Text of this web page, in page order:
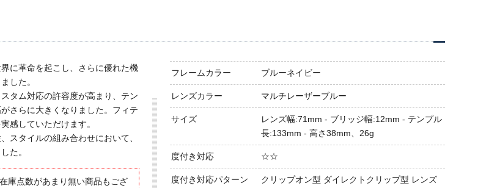
に革命を起こし、さらに優れた機
した。
タム対応の許容度が高まり、テン
さらに大きくなりました。フィテ
感していただけます。
スタイルの組み合わせにおいて、
た。
庫点数があまり無い商品もござ
フレームカラー ブルーネイビー
レンズカラー マルチレーザーブルー
サイズ
レンズ幅:71mm - ブリッジ幅:12mm - テンプル
長:133mm - 高さ38mm、26g
度付き対応 ☆☆
度付き対応パターン
クリップオン型 ダイレクトクリップ型 レンズ